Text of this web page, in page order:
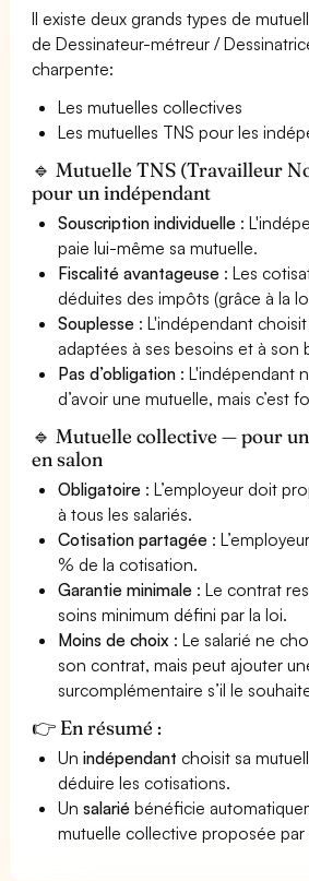
Il existe deux grands types de
de Dessinateur-métreur /
charpente:
Les mutuelles collectives
Les mutuelles TNS pour les
🔹 Mutuelle TNS (Travailleur
pour un indépendant
Souscription individuelle :
paie lui-même sa mutuelle.
Fiscalité avantageuse : Les
déduites des impôts (grâce à la
Souplesse : L'indépendant
adaptées à ses besoins et à son
Pas d’obligation : L'indépendant
d’avoir une mutuelle, mais c’est
🔹 Mutuelle collective — pour
en salon
Obligatoire : L’employeur doit
à tous les salariés.
Cotisation partagée :
% de la cotisation.
Garantie minimale : Le contrat
soins minimum défini par la loi.
Moins de choix : Le salarié ne
son contrat, mais peut ajouter
surcomplémentaire s’il le
👉 En résumé :
Unindépendant choisit sa
déduire les cotisations.
Unsalarié bénéficie
mutuelle collective proposée par